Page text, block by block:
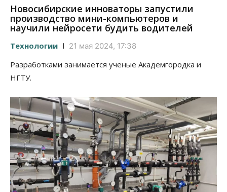
Новосибирские инноваторы запустили
производство мини-компьютеров и
научили нейросети будить водителей
Технологии 21 мая 2024, 17:38
Разработками занимается ученые Академгородка и
НГТУ.